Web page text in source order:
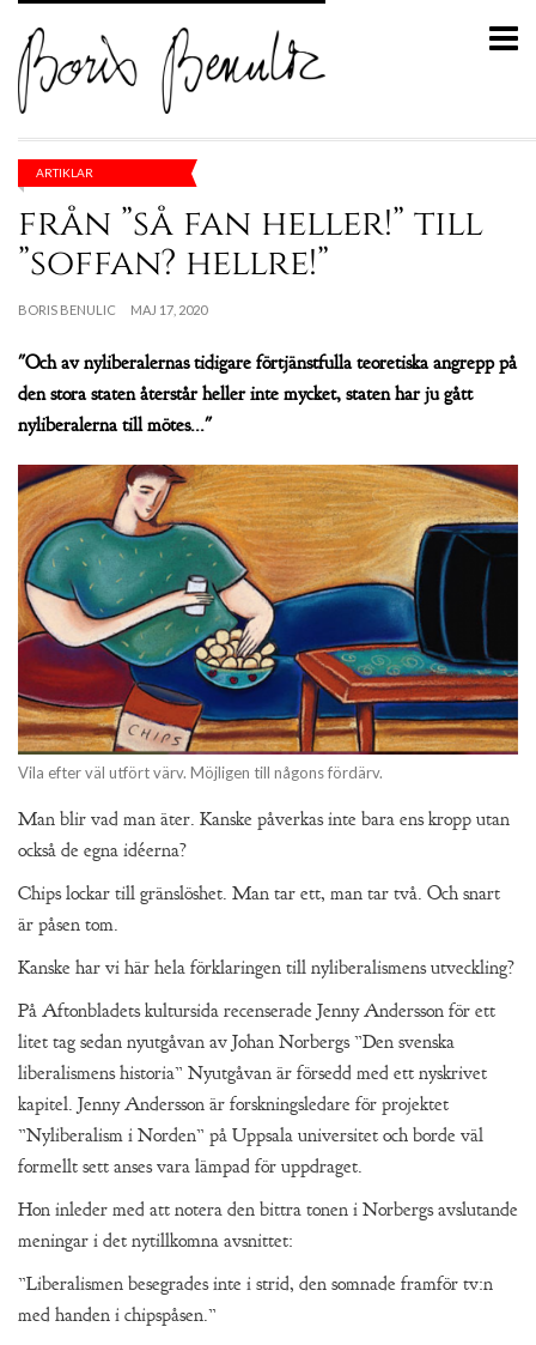
ARTIKLAR
från ”så fan heller!” till
”soffan? hellre!”
BORIS BENULIC MAJ 17, 2020
"Och av nyliberalernas tidigare förtjänstfulla teoretiska angrepp på
den stora staten återstår heller inte mycket, staten har ju gått
nyliberalerna till mötes..."
Vila efter väl utfört värv. Möjligen till någons fördärv.
Man blir vad man äter. Kanske påverkas inte bara ens kropp utan
också de egna idéerna?
Chips lockar till gränslöshet. Man tar ett, man tar två. Och snart
är påsen tom.
Kanske har vi här hela förklaringen till nyliberalismens utveckling?
På Aftonbladets kultursida recenserade Jenny Andersson för ett
litet tag sedan nyutgåvan av Johan Norbergs ”Den svenska
liberalismens historia” Nyutgåvan är försedd med ett nyskrivet
kapitel. Jenny Andersson är forskningsledare för projektet
”Nyliberalism i Norden” på Uppsala universitet och borde väl
formellt sett anses vara lämpad för uppdraget.
Hon inleder med att notera den bittra tonen i Norbergs avslutande
meningar i det nytillkomna avsnittet:
”Liberalismen besegrades inte i strid, den somnade framför tv:n
med handen i chipspåsen.”